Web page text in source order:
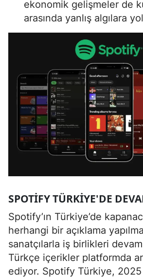
ekonomik gelişmeler de
arasında yanlış algılara
SPOTIFY TÜRKIYE'DE
Spotify’ın Türkiye’de
herhangi bir açıklama
sanatçılarla iş birlikleri
Türkçe içerikler platformda
ediyor. Spotify Türkiye, 2025